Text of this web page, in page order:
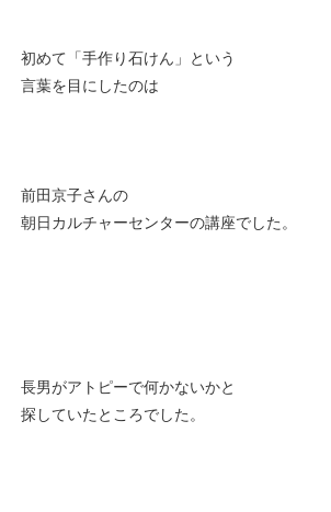
初めて「手作り石けん」という
言葉を目にしたのは
前田京子さんの
朝日カルチャーセンターの講座でした。
長男がアトピーで何かないかと
探していたところでした。